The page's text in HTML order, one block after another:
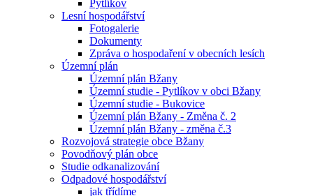
Pytlíkov
Lesní hospodářství
Fotogalerie
Dokumenty
Zpráva o hospodaření v obecních lesích
Územní plán
Územní plán Bžany
Územní studie - Pytlíkov v obci Bžany
Územní studie - Bukovice
Územní plán Bžany - Změna č. 2
Územní plán Bžany - změna č.3
Rozvojová strategie obce Bžany
Povodňový plán obce
Studie odkanalizování
Odpadové hospodářství
jak třídíme